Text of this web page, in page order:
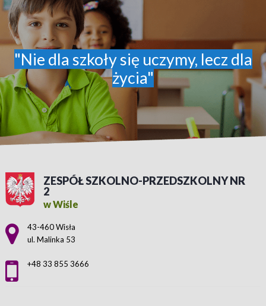
"Nie dla szkoły się uczymy, lecz dla
życia"
ZESPÓŁ SZKOLNO-PRZEDSZKOLNY NR
2
w Wiśle
Adres pocztowy:
43-460 Wisła
ul. Malinka 53
+48 33 855 3666